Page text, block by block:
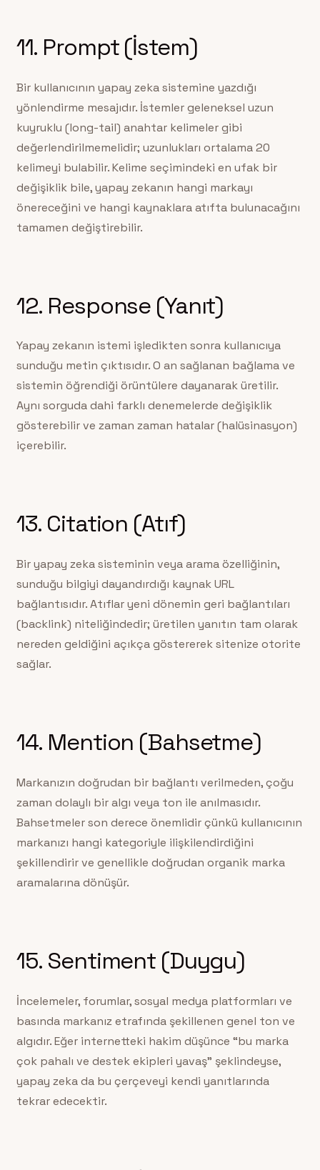
11. Prompt (İstem)
Bir kullanıcının yapay zeka sistemine yazdığı
yönlendirme mesajıdır. İstemler geleneksel uzun
kuyruklu (long-tail) anahtar kelimeler gibi
değerlendirilmemelidir; uzunlukları ortalama 20
kelimeyi bulabilir. Kelime seçimindeki en ufak bir
değişiklik bile, yapay zekanın hangi markayı
önereceğini ve hangi kaynaklara atıfta bulunacağını
tamamen değiştirebilir.
12. Response (Yanıt)
Yapay zekanın istemi işledikten sonra kullanıcıya
sunduğu metin çıktısıdır. O an sağlanan bağlama ve
sistemin öğrendiği örüntülere dayanarak üretilir.
Aynı sorguda dahi farklı denemelerde değişiklik
gösterebilir ve zaman zaman hatalar (halüsinasyon)
içerebilir.
13. Citation (Atıf)
Bir yapay zeka sisteminin veya arama özelliğinin,
sunduğu bilgiyi dayandırdığı kaynak URL
bağlantısıdır. Atıflar yeni dönemin geri bağlantıları
(backlink) niteliğindedir; üretilen yanıtın tam olarak
nereden geldiğini açıkça göstererek sitenize otorite
sağlar.
14. Mention (Bahsetme)
Markanızın doğrudan bir bağlantı verilmeden, çoğu
zaman dolaylı bir algı veya ton ile anılmasıdır.
Bahsetmeler son derece önemlidir çünkü kullanıcının
markanızı hangi kategoriyle ilişkilendirdiğini
şekillendirir ve genellikle doğrudan organik marka
aramalarına dönüşür.
15. Sentiment (Duygu)
İncelemeler, forumlar, sosyal medya platformları ve
basında markanız etrafında şekillenen genel ton ve
algıdır. Eğer internetteki hakim düşünce “bu marka
çok pahalı ve destek ekipleri yavaş” şeklindeyse,
yapay zeka da bu çerçeveyi kendi yanıtlarında
tekrar edecektir.